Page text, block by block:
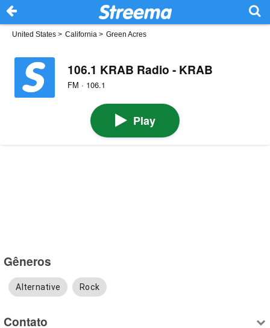
United States > California > Green Acres
106.1 KRAB Radio - KRAB
FM · 106.1
Play
Gêneros
Alternative Rock
Contato